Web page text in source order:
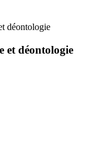
déontologie
et déontologie